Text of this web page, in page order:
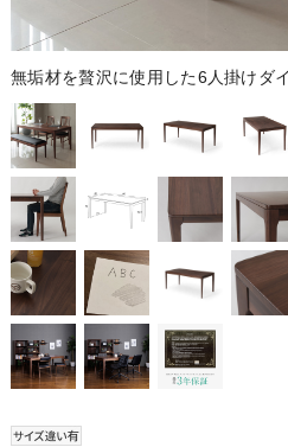
無垢材を贅沢に使用した6人掛けダ